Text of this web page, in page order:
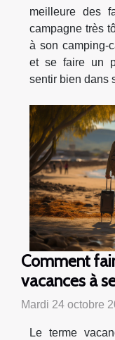
meilleure des
campagne très
à son camping-
et se faire un
sentir bien dans
Comment
vacances à
Mardi 24 octobre
Le terme